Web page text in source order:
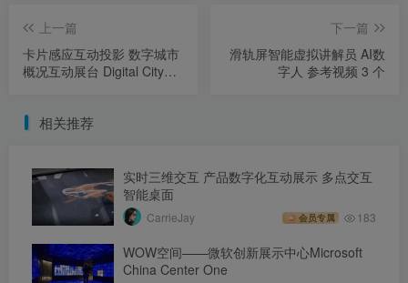
上一篇
卡片感应互动投影 数字城市
概况互动展台 Digital City
下一篇
滑轨屏智能虚拟讲解员 AI数
字人 参考视频 3 个
相关推荐
实时三维交互 产品数字化互动展示 多点交互
智能桌面
CarrieJay 会员专属 183
WOW空间——微软创新展示中心Microsoft
China Center One